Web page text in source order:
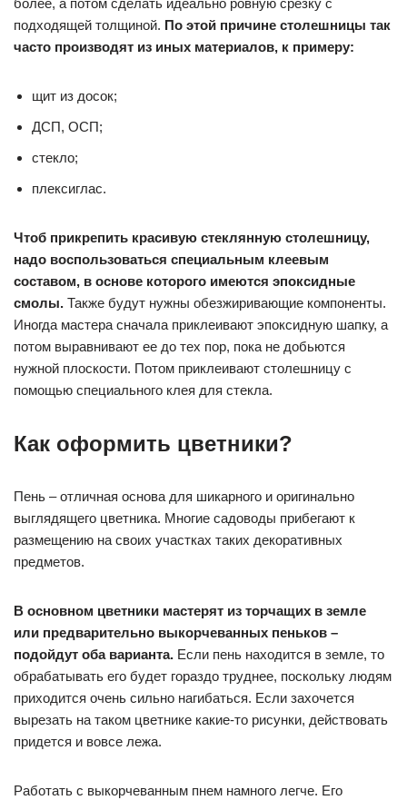
более, а потом сделать идеально ровную срезку с
подходящей толщиной. По этой причине столешницы так
часто производят из иных материалов, к примеру:
щит из досок;
ДСП, ОСП;
стекло;
плексиглас.
Чтоб прикрепить красивую стеклянную столешницу,
надо воспользоваться специальным клеевым
составом, в основе которого имеются эпоксидные
смолы. Также будут нужны обезжиривающие компоненты.
Иногда мастера сначала приклеивают эпоксидную шапку, а
потом выравнивают ее до тех пор, пока не добьются
нужной плоскости. Потом приклеивают столешницу с
помощью специального клея для стекла.
Как оформить цветники?
Пень – отличная основа для шикарного и оригинально
выглядящего цветника. Многие садоводы прибегают к
размещению на своих участках таких декоративных
предметов.
В основном цветники мастерят из торчащих в земле
или предварительно выкорчеванных пеньков –
подойдут оба варианта. Если пень находится в земле, то
обрабатывать его будет гораздо труднее, поскольку людям
приходится очень сильно нагибаться. Если захочется
вырезать на таком цветнике какие-то рисунки, действовать
придется и вовсе лежа.
Работать с выкорчеванным пнем намного легче. Его